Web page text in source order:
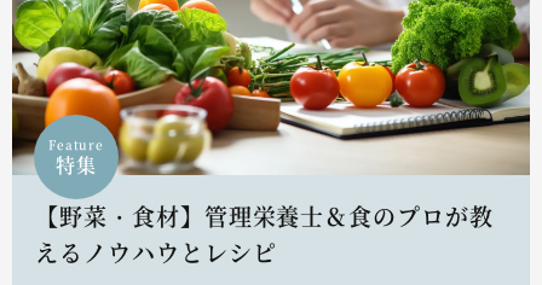
Feature
特集
【野菜・食材】管理栄養士＆食のプロが教
えるノウハウとレシピ